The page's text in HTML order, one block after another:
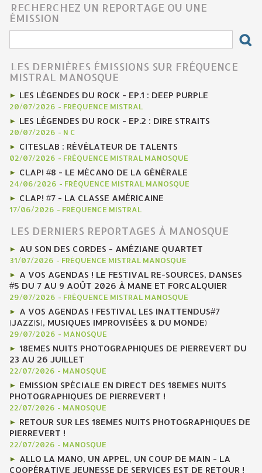
RECHERCHEZ UN REPORTAGE OU UNE
ÉMISSION
LES DERNIÈRES ÉMISSIONS SUR FRÉQUENCE
MISTRAL MANOSQUE
LES LÉGENDES DU ROCK - EP.1 : DEEP PURPLE
20/07/2026 - FRÉQUENCE MISTRAL
LES LÉGENDES DU ROCK - EP.2 : DIRE STRAITS
20/07/2026 - N C
CITESLAB : RÉVÉLATEUR DE TALENTS
02/07/2026 - FRÉQUENCE MISTRAL MANOSQUE
CLAP! #8 - LE MÉCANO DE LA GÉNÉRALE
24/06/2026 - FRÉQUENCE MISTRAL MANOSQUE
CLAP! #7 - LA CLASSE AMÉRICAINE
17/06/2026 - FRÉQUENCE MISTRAL
LES DERNIERS REPORTAGES À MANOSQUE
AU SON DES CORDES - AMÉZIANE QUARTET
31/07/2026 - FRÉQUENCE MISTRAL MANOSQUE
A VOS AGENDAS ! LE FESTIVAL RE-SOURCES, DANSES
#5 DU 7 AU 9 AOÛT 2026 À MANE ET FORCALQUIER
29/07/2026 - FRÉQUENCE MISTRAL MANOSQUE
A VOS AGENDAS ! FESTIVAL LES INATTENDUS#7
(JAZZ(S), MUSIQUES IMPROVISÉES & DU MONDE)
29/07/2026 - MANOSQUE
18EMES NUITS PHOTOGRAPHIQUES DE PIERREVERT DU
23 AU 26 JUILLET
22/07/2026 - MANOSQUE
EMISSION SPÉCIALE EN DIRECT DES 18EMES NUITS
PHOTOGRAPHIQUES DE PIERREVERT !
22/07/2026 - MANOSQUE
RETOUR SUR LES 18EMES NUITS PHOTOGRAPHIQUES DE
PIERREVERT !
22/07/2026 - MANOSQUE
ALLO LA MANO, UN APPEL, UN COUP DE MAIN - LA
COOPÉRATIVE JEUNESSE DE SERVICES EST DE RETOUR !